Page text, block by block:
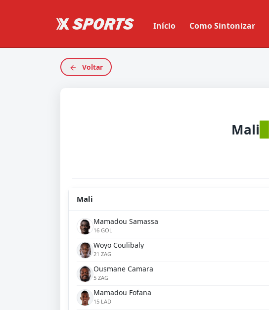
Início Como Sintonizar
Voltar
Mali
Mali
Mamadou Samassa
16 GOL
Woyo Coulibaly
21 ZAG
Ousmane Camara
5 ZAG
Mamadou Fofana
15 LAD